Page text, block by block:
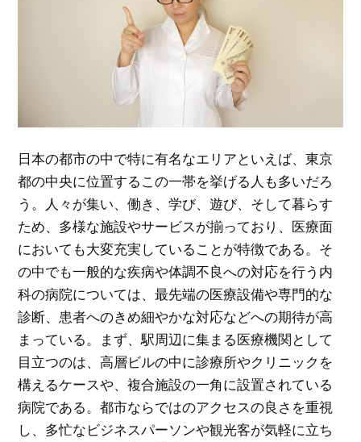
日本の都市の中で特に有名なエリアといえば、東京
都の中央に位置するこの一帯を挙げる人も多いだろ
う。
人々が集い、働き、学び、遊び、そして暮らす
ため、多様な施設やサービスが揃っており、医療面
においても大変充実していることが特徴である。そ
の中でも一般的な疾病や体調不良への対応を行う内
科の病院については、最先端の医療設備や専門的な
診断、患者へのきめ細やかな対応などへの期待が高
まっている。まず、駅周辺に集まる医療機関として
目立つのは、高層ビルの中に診療所やクリニックを
構えるケースや、複合施設の一角に設置されている
病院である。都市ならではのアクセスの良さを重視
し、多忙なビジネスパーソンや観光客が気軽に立ち